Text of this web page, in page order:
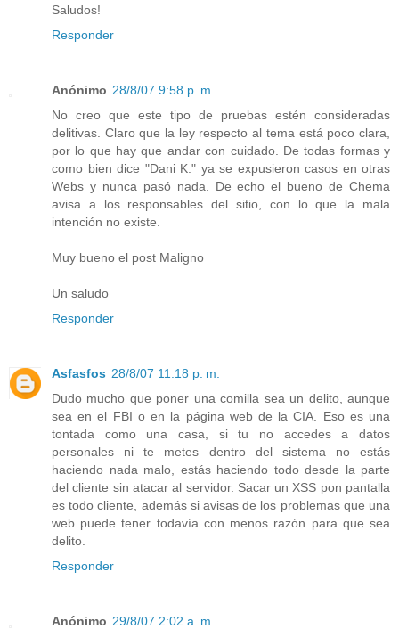
Saludos!
Responder
Anónimo 28/8/07 9:58 p. m.
No creo que este tipo de pruebas estén consideradas
delitivas. Claro que la ley respecto al tema está poco clara,
por lo que hay que andar con cuidado. De todas formas y
como bien dice "Dani K." ya se expusieron casos en otras
Webs y nunca pasó nada. De echo el bueno de Chema
avisa a los responsables del sitio, con lo que la mala
intención no existe.
Muy bueno el post Maligno
Un saludo
Responder
Asfasfos 28/8/07 11:18 p. m.
Dudo mucho que poner una comilla sea un delito, aunque
sea en el FBI o en la página web de la CIA. Eso es una
tontada como una casa, si tu no accedes a datos
personales ni te metes dentro del sistema no estás
haciendo nada malo, estás haciendo todo desde la parte
del cliente sin atacar al servidor. Sacar un XSS pon pantalla
es todo cliente, además si avisas de los problemas que una
web puede tener todavía con menos razón para que sea
delito.
Responder
Anónimo 29/8/07 2:02 a. m.